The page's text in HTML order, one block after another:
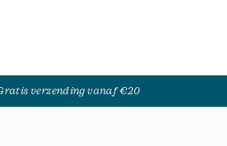
verzending vanaf €20